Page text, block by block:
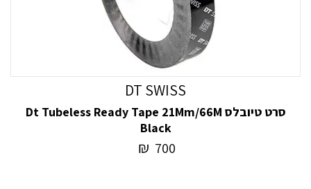
DT SWISS
סרט טיובלס Dt Tubeless Ready Tape 21Mm/66M
Black
700
₪